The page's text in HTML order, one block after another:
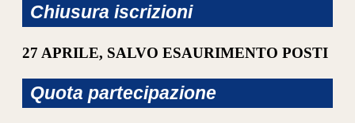
Chiusura iscrizioni
27 APRILE, SALVO ESAURIMENTO POSTI
Quota partecipazione